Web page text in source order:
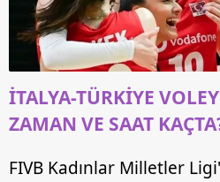
İTALYA-TÜRKİYE
ZAMAN VE SAAT
FIVB Kadınlar Milletler